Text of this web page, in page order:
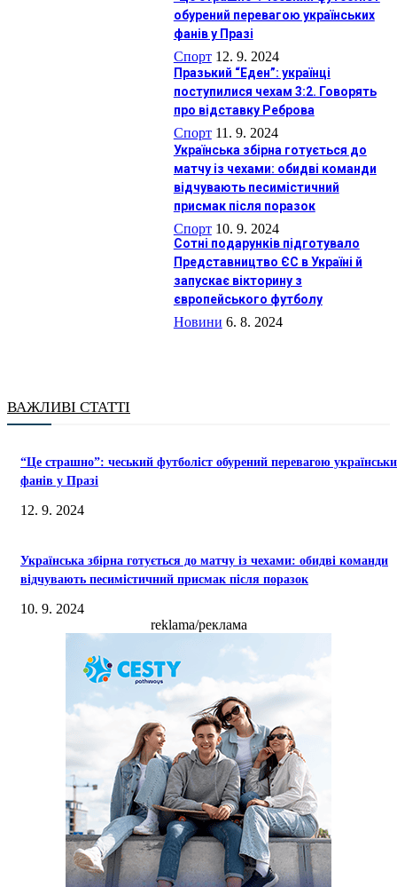
обурений перевагою українських
фанів у Празі
Спорт 12. 9. 2024
Празький “Еден”: українці
поступилися чехам 3:2. Говорять
про відставку Реброва
Спорт 11. 9. 2024
Українська збірна готується до
матчу із чехами: обидві команди
відчувають песимістичний
присмак після поразок
Спорт 10. 9. 2024
Сотні подарунків підготувало
Представництво ЄС в Україні й
запускає вікторину з
європейського футболу
Новини 6. 8. 2024
ВАЖЛИВІ СТАТТІ
“Це страшно”: чеський футболіст обурений перевагою
фанів у Празі
12. 9. 2024
Українська збірна готується до матчу із чехами: обидві команди
відчувають песимістичний присмак після поразок
10. 9. 2024
reklama/реклама